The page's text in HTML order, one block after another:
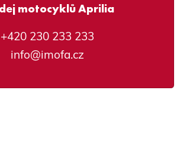
motocyklů Aprilia
+420 230 233 233
info@imofa.cz